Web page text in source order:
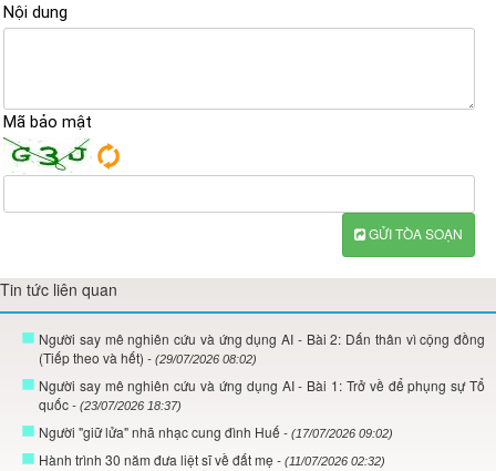
Nội dung
Mã bảo mật
GỬI TÒA SOẠN
Tin tức liên quan
Người say mê nghiên cứu và ứng dụng AI - Bài 2: Dấn thân vì cộng đồng
(Tiếp theo và hết) - (29/07/2026 08:02)
Người say mê nghiên cứu và ứng dụng AI - Bài 1: Trở về để phụng sự Tổ
quốc - (23/07/2026 18:37)
Người "giữ lửa" nhã nhạc cung đình Huế - (17/07/2026 09:02)
Hành trình 30 năm đưa liệt sĩ về đất mẹ - (11/07/2026 02:32)